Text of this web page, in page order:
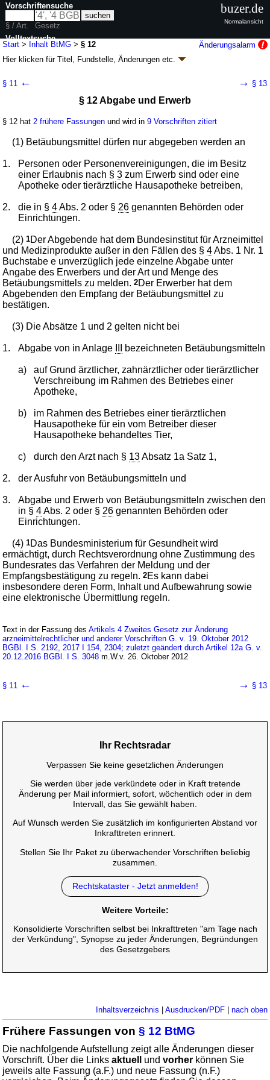
Start > Inhalt BtMG >§ 12
Änderungsalarm
Hier klicken fürTitel, Fundstelle, Änderungen etc.
G. v. 26.06.2026BGBl. 2026 I Nr. 195
Gifte
wird in 240 Vorschriften zitiert
Dritter Abschnitt Pflichten im Betäubungsmittelverkehr
§ 11 ← → § 13
§ 12 Abgabe und Erwerb
§ 12 hat 2 frühere Fassungen und wird in9 Vorschriften zitiert
(1) Betäubungsmittel dürfen nur abgegeben werden an
1.
Personen oder Personenvereinigungen, die im Besitz
einer Erlaubnis nach §3 zum Erwerb sind oder eine
Apotheke oder tierärztliche Hausapotheke betreiben,
2. die in §4Abs. 2 oder § 26 genannten Behörden oder
Einrichtungen.
(2)1Der Abgebende hat dem Bundesinstitut für Arzneimittel
und Medizinprodukte außer in den Fällen des §4Abs. 1 Nr. 1
Buchstabe e unverzüglich jede einzelne Abgabe unter
Angabe des Erwerbers und der Art und Menge des
Betäubungsmittels zu melden.2Der Erwerber hat dem
Abgebenden den Empfang der Betäubungsmittel zu
bestätigen.
(3) Die Absätze 1 und 2 gelten nicht bei
1. Abgabe von in Anlage bezeichneten Betäubungsmitteln
a)
auf Grund ärztlicher, zahnärztlicher oder tierärztlicher
Verschreibung im Rahmen des Betriebes einer
Apotheke,
b)
im Rahmen des Betriebes einer tierärztlichen
Hausapotheke für ein vom Betreiber dieser
Hausapotheke behandeltes Tier,
c) durch den Arzt nach § 13Absatz 1a Satz 1,
2. der Ausfuhr von Betäubungsmitteln und
3.
Abgabe und Erwerb von Betäubungsmitteln zwischen den
in §4Abs. 2 oder § 26 genannten Behörden oder
Einrichtungen.
(4)1Das Bundesministerium für Gesundheit wird
ermächtigt, durch Rechtsverordnung ohne Zustimmung des
Bundesrates das Verfahren der Meldung und der
Empfangsbestätigung zu regeln.2Es kann dabei
insbesondere deren Form, Inhalt und Aufbewahrung sowie
eine elektronische Übermittlung regeln.
Text in der Fassung desArtikels 4 Zweites Gesetz zur Änderung
arzneimittelrechtlicher und anderer Vorschriften G. v. 19. Oktober 2012
BGBl. I S. 2192, 2017 I 154, 2304; zuletzt geändert durch Artikel 12a G. v.
20.12.2016 BGBl. I S. 3048 m.W.v. 26. Oktober 2012
§ 11 ← → § 13
Ihr Rechtsradar
Verpassen Sie keine gesetzlichen Änderungen
Sie werden über jede verkündete oder in Kraft tretende
Änderung per Mail informiert, sofort, wöchentlich oder in dem
Intervall, das Sie gewählt haben.
Auf Wunsch werden Sie zusätzlich im konfigurierten Abstand vor
Inkrafttreten erinnert.
Stellen Sie Ihr Paket zu überwachender Vorschriften beliebig
zusammen.
Rechtskataster - Jetzt anmelden!
Weitere Vorteile:
Konsolidierte Vorschriften selbst bei Inkrafttreten "am Tage nach
der Verkündung", Synopse zu jeder Änderungen, Begründungen
des Gesetzgebers
Inhaltsverzeichnis Ausdrucken/PDF| nach oben
Frühere Fassungen von§ 12 BtMG
Die nachfolgende Aufstellung zeigt alle Änderungen dieser
Vorschrift. Über die Linksaktuell undvorher können Sie
jeweils alte Fassung (a.F.) und neue Fassung (n.F.)
Vorschriftensuche
§ / Art.
Gesetz
Volltextsuche
nur in BtMG
buzer.de
Normalansicht